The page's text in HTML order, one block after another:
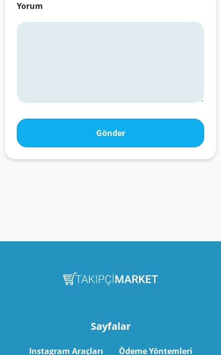
Yorum
Gönder
Sayfalar
Instagram Araçları Ödeme Yöntemleri